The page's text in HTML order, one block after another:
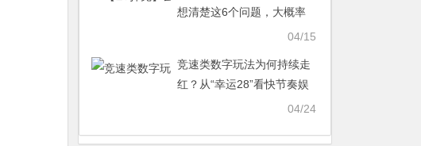
想清楚这6个问题，大概率
会沦为陪跑……【365娱乐
04/15
竞速类数字玩法为何持续走
红？从“幸运28”看快节奏娱
乐趋势【365娱乐资讯网】
04/24